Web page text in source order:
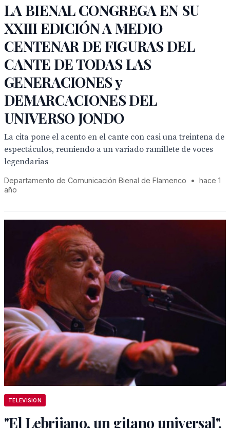
LA BIENAL CONGREGA EN SU
XXIII EDICIÓN A MEDIO
CENTENAR DE FIGURAS DEL
CANTE DE TODAS LAS
GENERACIONES y
DEMARCACIONES DEL
UNIVERSO JONDO
La cita pone el acento en el cante con casi una treintena de
espectáculos, reuniendo a un variado ramillete de voces
legendarias
Departamento de Comunicación Bienal de Flamenco • hace 1
año
TELEVISION
"El Lebrijano, un gitano universal",